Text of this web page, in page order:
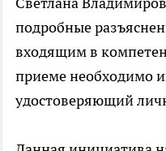
подробные
входящим в
приеме необходимо
удостоверяющий